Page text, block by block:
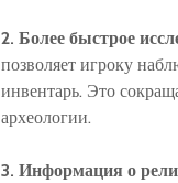
2. Более быстрое
позволяет игроку
инвентарь. Это
археологии.
3. Информация о